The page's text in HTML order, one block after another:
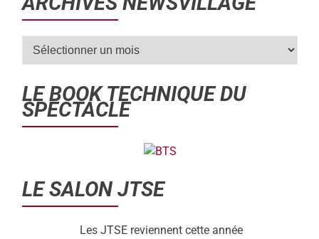
LE BOOK TECHNIQUE DU
SPECTACLE
LE SALON JTSE
Les JTSE reviennent cette année